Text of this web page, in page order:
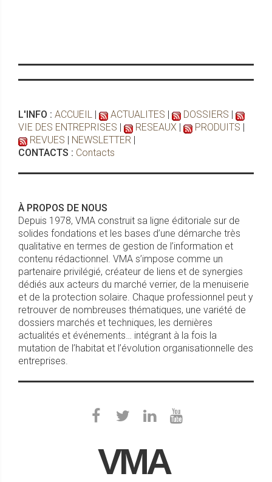
L'INFO : ACCUEIL | ACTUALITES | DOSSIERS |
VIE DES ENTREPRISES | RESEAUX | PRODUITS |
REVUES | NEWSLETTER |
CONTACTS : Contacts
À PROPOS DE NOUS
Depuis 1978, VMA construit sa ligne éditoriale sur de
solides fondations et les bases d’une démarche très
qualitative en termes de gestion de l’information et
contenu rédactionnel. VMA s’impose comme un
partenaire privilégié, créateur de liens et de synergies
dédiés aux acteurs du marché verrier, de la menuiserie
et de la protection solaire. Chaque professionnel peut y
retrouver de nombreuses thématiques, une variété de
dossiers marchés et techniques, les dernières
actualités et événements… intégrant à la fois la
mutation de l’habitat et l’évolution organisationnelle des
entreprises.
VMA